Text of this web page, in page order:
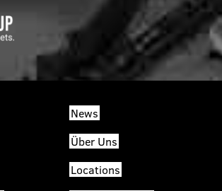
News
Über Uns
Locations